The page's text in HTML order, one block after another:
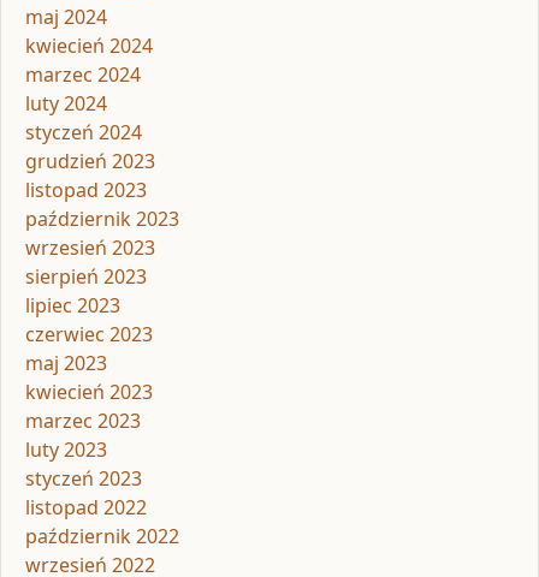
maj 2024
kwiecień 2024
marzec 2024
luty 2024
styczeń 2024
grudzień 2023
listopad 2023
październik 2023
wrzesień 2023
sierpień 2023
lipiec 2023
czerwiec 2023
maj 2023
kwiecień 2023
marzec 2023
luty 2023
styczeń 2023
listopad 2022
październik 2022
wrzesień 2022